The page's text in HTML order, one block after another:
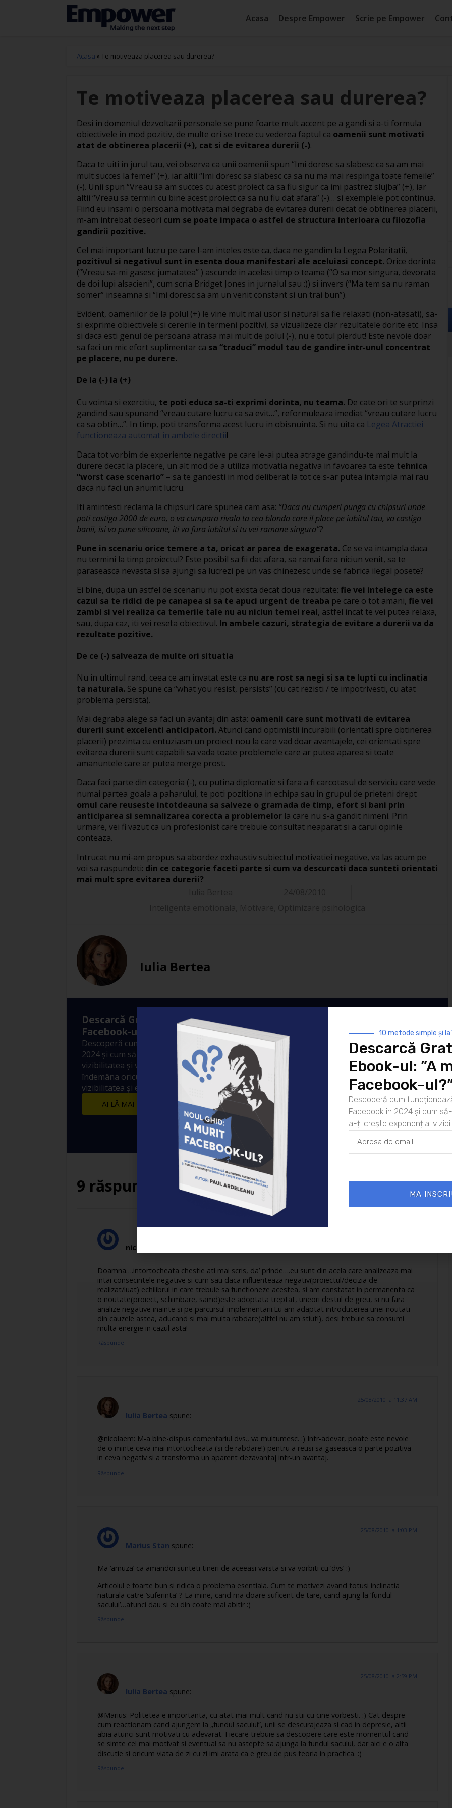
Acasa Despre Empower Scrie pe Empower
Acasa » Te motiveaza placerea sau durerea?
Te motiveaza placerea sau durerea?
Desi in domeniul dezvoltarii personale se pune foarte mult accent pe a gandi si a-ti formula
obiectivele in mod pozitiv, de multe ori se trece cu vederea faptul ca oamenii sunt motivati
atat de obtinerea placerii (+), cat si de evitarea durerii (-).
Daca te uiti in jurul tau, vei observa ca unii oamenii spun “Imi doresc sa slabesc ca sa am mai
mult succes la femei” (+), iar altii “Imi doresc sa slabesc ca sa nu ma mai respinga toate femeile”
(-). Unii spun “Vreau sa am succes cu acest proiect ca sa fiu sigur ca imi pastrez slujba” (+), iar
altii “Vreau sa termin cu bine acest proiect ca sa nu fiu dat afara” (-)… si exemplele pot continua.
Fiind eu insami o persoana motivata mai degraba de evitarea durerii decat de obtinerea placerii,
m-am intrebat deseori cum se poate impaca o astfel de structura interioara cu filozofia
gandirii pozitive.
Cel mai important lucru pe care l-am inteles este ca, daca ne gandim la Legea Polaritatii,
pozitivul si negativul sunt in esenta doua manifestari ale aceluiasi concept. Orice dorinta
(“Vreau sa-mi gasesc jumatatea” ) ascunde in acelasi timp o teama (“O sa mor singura, devorata
de doi lupi alsacieni”, cum scria Bridget Jones in jurnalul sau :)) si invers (“Ma tem sa nu raman
somer” inseamna si “Imi doresc sa am un venit constant si un trai bun”).
Evident, oamenilor de la polul (+) le vine mult mai usor si natural sa fie relaxati (non-atasati), sa-
si exprime obiectivele si cererile in termeni pozitivi, sa vizualizeze clar rezultatele dorite etc. Insa
si daca esti genul de persoana atrasa mai mult de polul (-), nu e totul pierdut! Este nevoie doar
sa faci un mic efort suplimentar ca sa “traduci” modul tau de gandire intr-unul concentrat
pe placere, nu pe durere.
De la (-) la (+)
Cu vointa si exercitiu, te poti educa sa-ti exprimi dorinta, nu teama. De cate ori te surprinzi
gandind sau spunand “vreau cutare lucru ca sa evit…”, reformuleaza imediat “vreau cutare lucru
ca sa obtin…”. In timp, poti transforma acest lucru in obisnuinta. Si nu uita ca Legea Atractiei
functioneaza automat in ambele directii!
Daca tot vorbim de experiente negative pe care le-ai putea atrage gandindu-te mai mult la
durere decat la placere, un alt mod de a utiliza motivatia negativa in favoarea ta este tehnica
“worst case scenario” – sa te gandesti in mod deliberat la tot ce s-ar putea intampla mai rau
daca nu faci un anumit lucru.
Iti amintesti reclama la chipsuri care spunea cam asa: “Daca nu cumperi punga cu chipsuri unde
poti castiga 2000 de euro, o va cumpara rivala ta cea blonda care il place pe iubitul tau, va castiga
banii, isi va pune silicoane, iti va fura iubitul si tu vei ramane singura”?
Pune in scenariu orice temere a ta, oricat ar parea de exagerata. Ce se va intampla daca
nu termini la timp proiectul? Este posibil sa fii dat afara, sa ramai fara niciun venit, sa te
paraseasca nevasta si sa ajungi sa lucrezi pe un vas chinezesc unde se fabrica ilegal posete?
Ei bine, dupa un astfel de scenariu nu pot exista decat doua rezultate: fie vei intelege ca este
cazul sa te ridici de pe canapea si sa te apuci urgent de treaba pe care o tot amani, fie vei
zambi si vei realiza ca temerile tale nu au niciun temei real, astfel incat te vei putea relaxa,
sau, dupa caz, iti vei reseta obiectivul. In ambele cazuri, strategia de evitare a durerii va da
rezultate pozitive.
De ce (-) salveaza de multe ori situatia
Nu in ultimul rand, ceea ce am invatat este ca nu are rost sa negi si sa te lupti cu inclinatia
ta naturala. Se spune ca “what you resist, persists” (cu cat rezisti / te impotrivesti, cu atat
problema persista).
Mai degraba alege sa faci un avantaj din asta: oamenii care sunt motivati de evitarea
durerii sunt excelenti anticipatori. Atunci cand optimistii incurabili (orientati spre obtinerea
placerii) prezinta cu entuziasm un proiect nou la care vad doar avantajele, cei orientati spre
evitarea durerii sunt capabili sa vada toate problemele care ar putea aparea si toate
amanuntele care ar putea merge prost.
Daca faci parte din categoria (-), cu putina diplomatie si fara a fi carcotasul de serviciu care vede
numai partea goala a paharului, te poti pozitiona in echipa sau in grupul de prieteni drept
omul care reuseste intotdeauna sa salveze o gramada de timp, efort si bani prin
anticiparea si semnalizarea corecta a problemelor la care nu s-a gandit nimeni. Prin
urmare, vei fi vazut ca un profesionist care trebuie consultat neaparat si a carui opinie
conteaza.
Intrucat nu mi-am propus sa abordez exhaustiv subiectul motivatiei negative, va las acum pe
voi sa raspundeti: din ce categorie faceti parte si cum va descurcati daca sunteti orientati
mai mult spre evitarea durerii?
Iulia Bertea
Descarcă Gratuit Ebook-ul: ”A murit
Facebook-ul?”
Descoperă cum funcționează Algoritmul Facebook în
2024 și cum să-l folosești pentru a-ți crește exponențial
vizibilitatea și vânzările! 10 metode simple și la
îndemâna oricui prin care să crești exponențial
vizibilitatea și engagement-ul postărilor tale.
AFLĂ MAI MULTE
9 răspunsuri
nicolaem
Doamna….intortocheata chestie ati mai scris, da’ prinde….eu sunt din acela care analizeaza mai
intai consecintele negative si cum sau daca influenteaza negativ(proiectul/decizia de
realizat/luat) echilibrul in care trebuie sa functioneze acestea, si am constatat in permanenta ca
o noutate(proiect, schimbare, samd)este adoptata treptat, uneori destul de greu, si nu fara
analize negative inainte si pe parcursul implementarii.Eu am adaptat introducerea unei noutati
din cauzele astea, aducand si mai multa rabdare(altfel nu am stiut!), desi trebuie sa consumi
multa energie in cazul asta!
Răspunde
Iulia Bertea spune:
25/08/2010 la 11:37 AM
@nicolaem: M-a bine-dispus comentariul dvs., va multumesc. :) Intr-adevar, poate este nevoie
de o minte ceva mai intortocheata (si de rabdare!) pentru a reusi sa gaseasca o parte pozitiva
in ceva negativ si a transforma un aparent dezavantaj intr-un avantaj.
Răspunde
Marius Stan spune:
25/08/2010 la 1:03 PM
Ma ‘amuza’ ca amandoi sunteti tineri de aceeasi varsta si va vorbiti cu ‘dvs’ :)
Articolul e foarte bun si ridica o problema esentiala. Cum te motivezi avand totusi inclinatia
naturala catre ‘suferinta’ ? La mine, cand ma doare suficent de tare, cand ajung la ‘fundul
sacului’…atunci dau si eu din coate mai abitir :)
Răspunde
Iulia Bertea spune:
25/08/2010 la 2:59 PM
@Marius: Politetea e importanta, cu atat mai mult cand nu stii cu cine vorbesti. :) Cat despre
cum reactionam cand ajungem la „fundul sacului”, unii se descurajeaza si cad in depresie, altii
abia atunci sunt motivati cu adevarat. Fiecare trebuie sa descopere care este momentul cand
se simte cel mai motivat si eventual sa nu astepte sa ajunga la fundul sacului, dar aici e o alta
discutie si oricum viata de zi cu zi imi arata ca e greu de pus teoria in practica. :)
Răspunde
10 metode simple și
Descarcă
Ebook-ul: ”A
Facebook-
Descoperă cum
Facebook în 2024 și cum
a-ți crește exponențial
MA